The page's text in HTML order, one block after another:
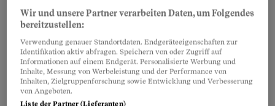
Prozesse und technische Umstellungen, die
Haushalte, Unternehmen und
Vorsorgeeinrichtungen betreffen. So erhöht sich
in der AHV das Referenzalter der Frauen seit
Anfang 2025 in Vierteljahresschritten. Frauen,
die nach 1960 geboren wurden, erreichen damit
Wir und unsere Partner verarbeiten Daten, um Folgendes
bereitzustellen:
Verwendung genauer Standortdaten. Endgeräteeigenschaften zur
Identifikation aktiv abfragen. Speichern von oder Zugriff auf
Informationen auf einem Endgerät. Personalisierte Werbung und
Inhalte, Messung von Werbeleistung und der Performance von
Inhalten, Zielgruppenforschung sowie Entwicklung und Verbesserung
von Angeboten.
Liste der Partner (Lieferanten)